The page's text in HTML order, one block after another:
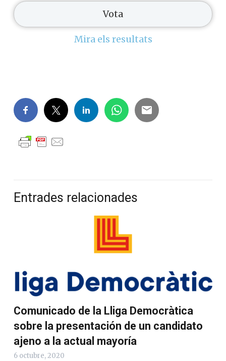
Mira els resultats
Entrades relacionades
Comunicado de la Lliga Democràtica
sobre la presentación de un candidato
ajeno a la actual mayoría
6 octubre, 2020